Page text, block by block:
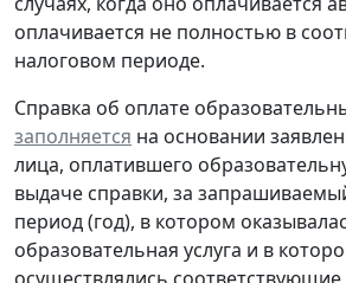
оплачивается не полностью в
налоговом периоде.
Справка об оплате
заполняется на основании
лица, оплатившего
выдаче справки, за
период (год), в котором
образовательная услуга и в